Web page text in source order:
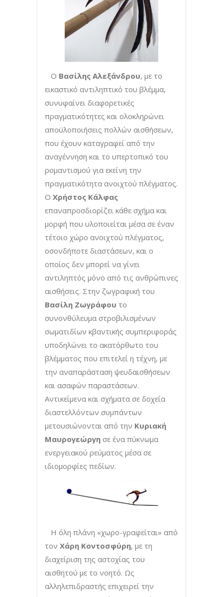
Ο Βασίλης Αλεξάνδρου, με το
εικαστικό αντιληπτικό του βλέμμα,
συνυφαίνει διαφορετικές
πραγματικότητες και ολοκληρώνει
αποϋλοποιήσεις πολλών αισθήσεων,
που έχουν καταγραφεί από την
αναγέννηση και το υπερτοπικό του
ρομαντισμού για εκείνη την
πραγματικότητα ανοιχτού πλέγματος.
Ο Χρήστος Κάλφας
επαναπροσδιορίζει κάθε σχήμα και
μορφή που υλοποιείται μέσα σε έναν
τέτοιο χώρο ανοιχτού πλέγματος,
οσονδήποτε διαστάσεων, και ο
οποίος δεν μπορεί να γίνει
αντιληπτός μόνο από τις ανθρώπινες
αισθήσεις. Στην ζωγραφική του
Βασίλη Ζωγράφου το
συνονθύλευμα στροβιλισμένων
σωματιδίων κβαντικής συμπεριφοράς
υποδηλώνει το ακατόρθωτο του
βλέμματος που επιτελεί η τέχνη, με
την αναπαράσταση ψευδαισθήσεων
και ασαφών παραστάσεων.
Αντικείμενα και σχήματα σε δοχεία
διαστελλόντων συμπάντων
μετουσιώνονται από την Κυριακή
Μαυρογεώργη σε ένα πύκνωμα
ενεργειακού ρεύματος μέσα σε
ιδιομορφίες πεδίων.
Η όλη πλάνη «χωρο-γραφείται» από
τον Χάρη Κοντοσφύρη, με τη
διαχείριση της αστοχίας του
αισθητού με το νοητό. Ως
αλληλεπιδραστής επιχειρεί την